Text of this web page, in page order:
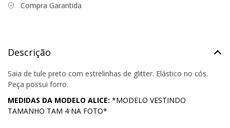
Compra Garantida
Descrição
Saia de tule preto com estrelinhas de glitter. Elástico no cós.
Peça possui forro.
MEDIDAS DA MODELO ALICE: *MODELO VESTINDO
TAMANHO TAM 4 NA FOTO*